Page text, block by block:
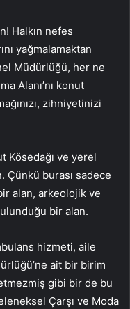
Halkın nefes
yağmalamaktan
Müdürlüğü, her ne
Alanı’nı konut
zihniyetinizi
Kösedağı ve yerel
Çünkü burası sadece
alan, arkeolojik ve
bir alan.
hizmeti, aile
ait bir birim
gibi bir de bu
Çarşı ve Moda